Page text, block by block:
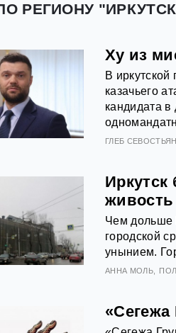
РЕГИОНУ
Ху из
В
казачьего
кандидата
ГЛЕБ
Иркутск
живость
Чем дольше
городской
унынием.
АННА МОЛЬ
«Сегежа